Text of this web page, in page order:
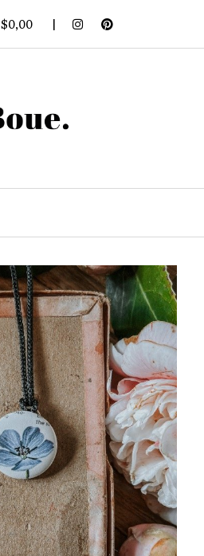
$0,00